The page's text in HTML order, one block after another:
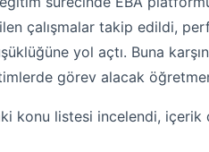
çalışmalar takip edildi,
yol açtı. Buna
görev alacak
konu listesi incelendi, içerik